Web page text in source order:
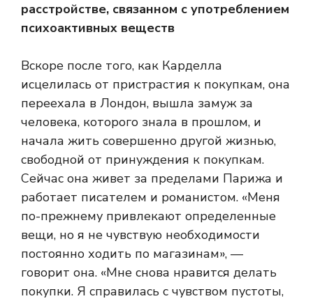
расстройстве, связанном с употреблением
психоактивных веществ
Вскоре после того, как Карделла
исцелилась от пристрастия к покупкам, она
переехала в Лондон, вышла замуж за
человека, которого знала в прошлом, и
начала жить совершенно другой жизнью,
свободной от принуждения к покупкам.
Сейчас она живет за пределами Парижа и
работает писателем и романистом. «Меня
по-прежнему привлекают определенные
вещи, но я не чувствую необходимости
постоянно ходить по магазинам», —
говорит она. «Мне снова нравится делать
покупки. Я справилась с чувством пустоты,